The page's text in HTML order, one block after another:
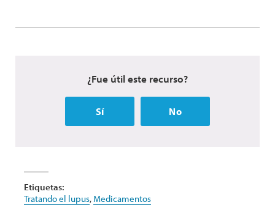
¿Fue útil este recurso?
Sí No
Etiquetas:
Tratando el lupus, Medicamentos